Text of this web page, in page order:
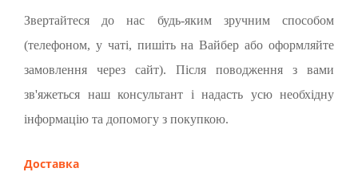
Звертайтеся до нас будь-яким зручним способом
(телефоном, у чаті, пишіть на Вайбер або оформляйте
замовлення через сайт). Після поводження з вами
зв'яжеться наш консультант і надасть усю необхідну
інформацію та допомогу з покупкою.
Доставка